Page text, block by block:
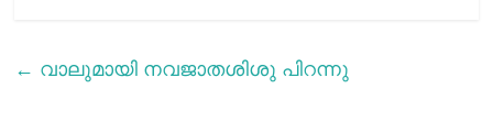
← വാലുമായി നവജാതശിശു പിറന്നു